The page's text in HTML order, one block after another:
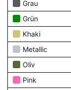
Grau
Grün
Khaki
Metallic
Oliv
Pink